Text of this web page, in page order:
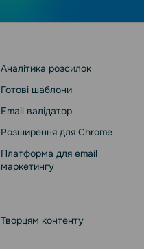
Аналітика розсилок
Готові шаблони
Email валідатор
Розширення для Chrome
Платформа для email
маркетингу
Творцям контенту